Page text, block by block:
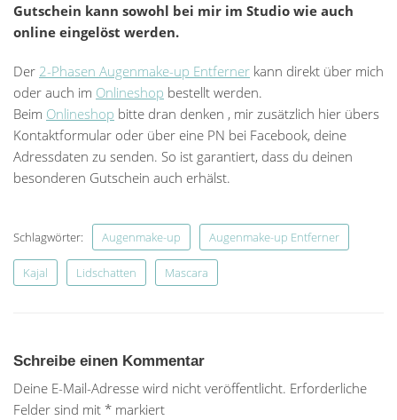
Gutschein kann sowohl bei mir im Studio wie auch
online eingelöst werden.
Der 2-Phasen Augenmake-up Entferner kann direkt über mich
oder auch im Onlineshop bestellt werden.
Beim Onlineshop bitte dran denken , mir zusätzlich hier übers
Kontaktformular oder über eine PN bei Facebook, deine
Adressdaten zu senden. So ist garantiert, dass du deinen
besonderen Gutschein auch erhälst.
Schlagwörter: Augenmake-up Augenmake-up Entferner
Kajal Lidschatten Mascara
Schreibe einen Kommentar
Deine E-Mail-Adresse wird nicht veröffentlicht. Erforderliche
Felder sind mit * markiert